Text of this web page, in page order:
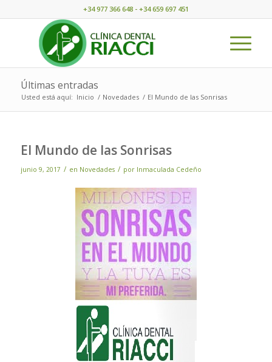
+34 977 366 648 - +34 659 697 451
Últimas entradas
Usted está aquí: Inicio / Novedades / El Mundo de las Sonrisas
El Mundo de las Sonrisas
junio 9, 2017 / en Novedades / por Inmaculada Cedeño